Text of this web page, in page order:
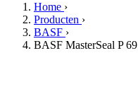
Home ›
Producten ›
BASF ›
BASF MasterSeal P